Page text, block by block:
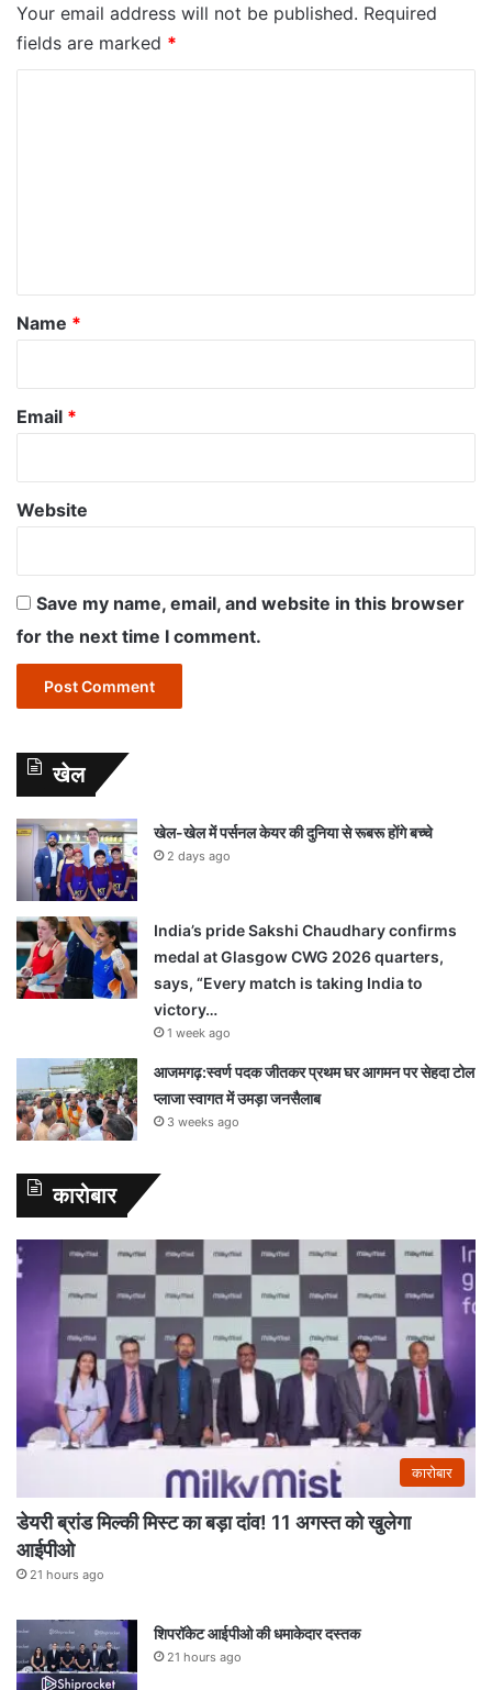
Your email address will not be published. Required
fields are marked *
*
Name *
Email *
Website
Save my name, email, and website in this browser
for the next time I comment.
खेल
खेल-खेल में पर्सनल केयर की दुनिया से रूबरू होंगे बच्चे
2 days ago
India’s pride Sakshi Chaudhary confirms
medal at Glasgow CWG 2026 quarters,
says, “Every match is taking India to
victory…
1 week ago
आजमगढ़:स्वर्ण पदक जीतकर प्रथम घर आगमन पर सेहदा टोल
प्लाजा स्वागत में उमड़ा जनसैलाब
3 weeks ago
कारोबार
कारोबार
डेयरी ब्रांड मिल्की मिस्ट का बड़ा दांव! 11 अगस्त को खुलेगा
आईपीओ
21 hours ago
शिपरॉकेट आईपीओ की धमाकेदार दस्तक
21 hours ago